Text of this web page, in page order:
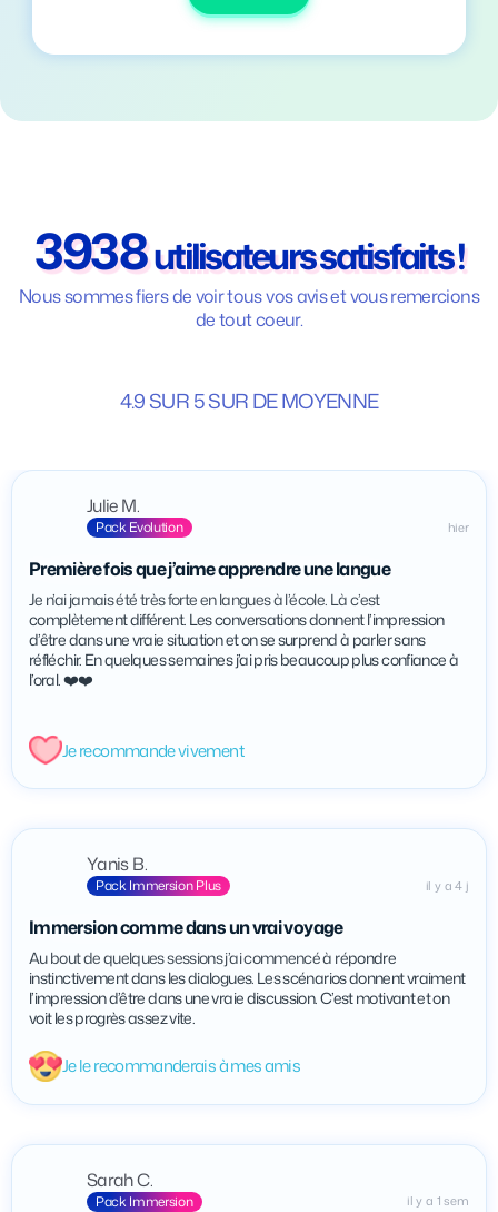
3938utilisateurs satisfaits !
Nous sommes fiers de voir tous vos avis et vous remercions
de tout coeur.
4.9 SUR 5 SUR DE MOYENNE
Julie M.
Pack Evolution hier
Première fois que j’aime apprendre une langue
Je n’ai jamais été très forte en langues à l’école. Là c’est
complètement différent. Les conversations donnent l’impression
d’être dans une vraie situation et on se surprend à parler sans
réfléchir. En quelques semaines j’ai pris beaucoup plus confiance à
l’oral. ❤️❤️
Je recommande vivement
Yanis B.
Pack Immersion Plus il y a 4 j
Immersion comme dans un vrai voyage
Au bout de quelques sessions j’ai commencé à répondre
instinctivement dans les dialogues. Les scénarios donnent vraiment
l’impression d’être dans une vraie discussion. C’est motivant et on
voit les progrès assez vite.
Je le recommanderais à mes amis
Sarah C.
Pack Immersion il y a 1 sem